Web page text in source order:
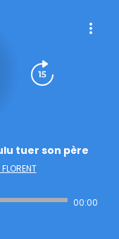
tuer son père
00:00